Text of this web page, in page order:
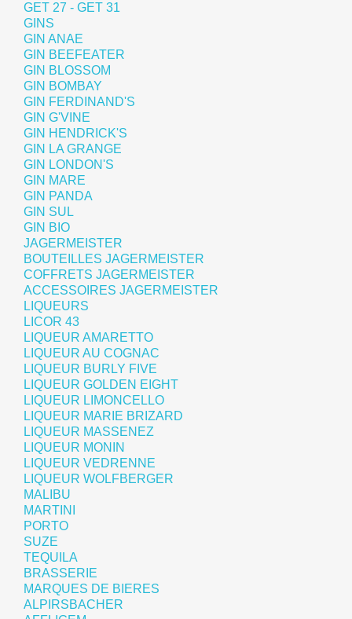
GET 27 - GET 31
GINS
GIN ANAE
GIN BEEFEATER
GIN BLOSSOM
GIN BOMBAY
GIN FERDINAND'S
GIN G'VINE
GIN HENDRICK'S
GIN LA GRANGE
GIN LONDON'S
GIN MARE
GIN PANDA
GIN SUL
GIN BIO
JAGERMEISTER
BOUTEILLES JAGERMEISTER
COFFRETS JAGERMEISTER
ACCESSOIRES JAGERMEISTER
LIQUEURS
LICOR 43
LIQUEUR AMARETTO
LIQUEUR AU COGNAC
LIQUEUR BURLY FIVE
LIQUEUR GOLDEN EIGHT
LIQUEUR LIMONCELLO
LIQUEUR MARIE BRIZARD
LIQUEUR MASSENEZ
LIQUEUR MONIN
LIQUEUR VEDRENNE
LIQUEUR WOLFBERGER
MALIBU
MARTINI
PORTO
SUZE
TEQUILA
BRASSERIE
MARQUES DE BIERES
ALPIRSBACHER